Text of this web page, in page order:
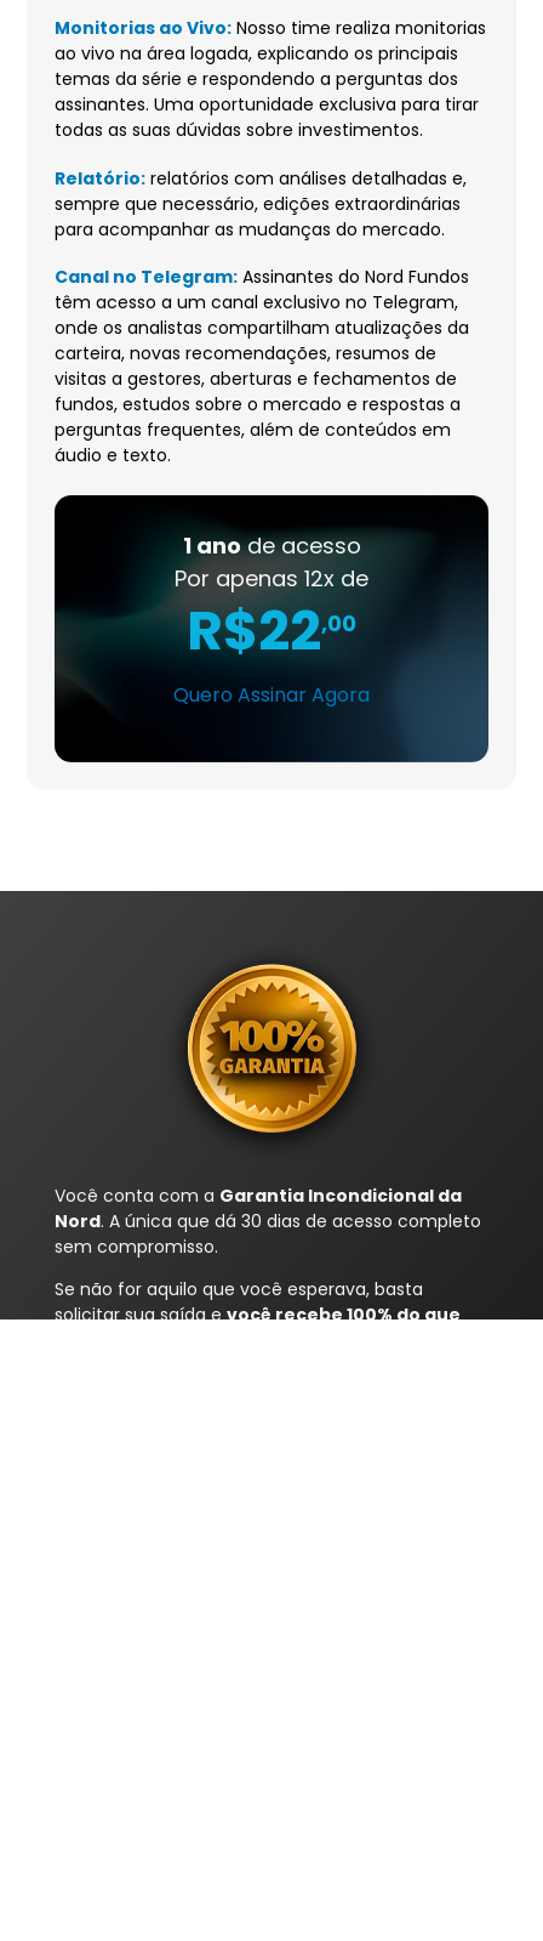
Monitorias ao Vivo:Nosso time realiza monitorias
ao vivo na área logada, explicando os principais
temas da série e respondendo a perguntas dos
assinantes. Uma oportunidade exclusiva para tirar
todas as suas dúvidas sobre investimentos.
Relatório:relatórios com análises detalhadas e,
sempre que necessário, edições extraordinárias
para acompanhar as mudanças do mercado.
Canal no Telegram:‍Assinantes do Nord Fundos
têm acesso a um canal exclusivo no Telegram,
onde os analistas compartilham atualizações da
carteira, novas recomendações, resumos de
visitas a gestores, aberturas e fechamentos de
fundos, estudos sobre o mercado e respostas a
perguntas frequentes, além de conteúdos em
áudio e texto.
1 anode acesso
Por apenas 12x de
R$22,00
Quero Assinar Agora
Você conta com a Garantia Incondicional da
Nord. A única que dá 30 dias de acesso completo
sem compromisso.
Se não for aquilo que você esperava, basta
solicitar sua saída evocê recebe 100% do que